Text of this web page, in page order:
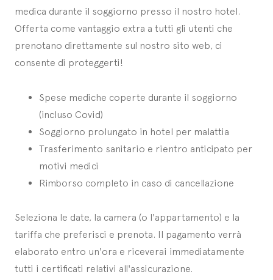
medica durante il soggiorno presso il nostro hotel.
Offerta come vantaggio extra a tutti gli utenti che
prenotano direttamente sul nostro sito web, ci
consente di proteggerti!
Spese mediche coperte durante il soggiorno
(incluso Covid)
Soggiorno prolungato in hotel per malattia
Trasferimento sanitario e rientro anticipato per
motivi medici
Rimborso completo in caso di cancellazione
Seleziona le date, la camera (o l'appartamento) e la
tariffa che preferisci e prenota. Il pagamento verrà
elaborato entro un'ora e riceverai immediatamente
tutti i certificati relativi all'assicurazione.